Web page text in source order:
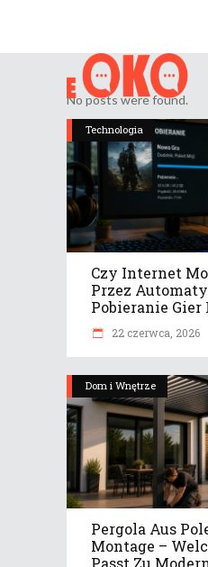
No posts were found.
Technologia
Czy Internet
Przez
Pobieranie Gier
22 czerwca, 2026
Dom i Wnętrze
Pergola Aus
Montage –
Passt Zu